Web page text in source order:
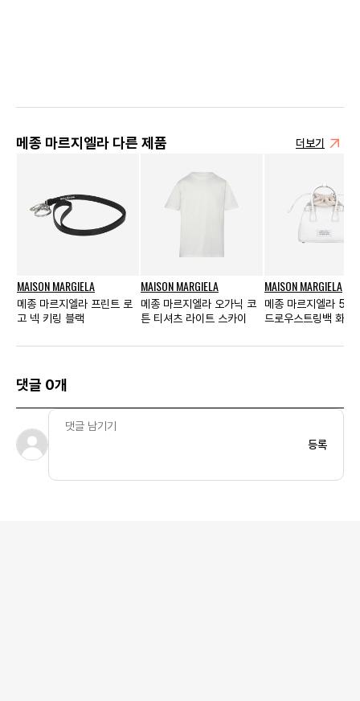
메종 마르지엘라 다른 제품 더보기
MAISON MARGIELA
메종 마르지엘라 프린트 로
고 넥 키링 블랙
MAISON MARGIELA
메종 마르지엘라 오가닉 코
튼 티셔츠 라이트 스카이
MAISON MARGIELA
메종 마르지엘라
드로우스트링백 화이
댓글 0개
등록